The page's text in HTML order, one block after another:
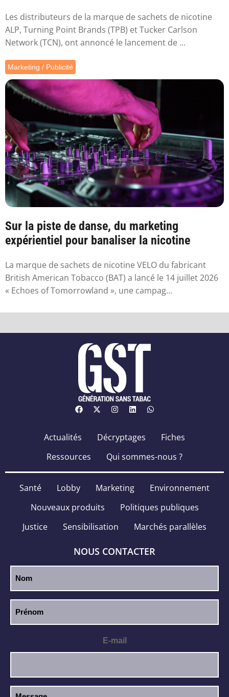
Les distributeurs de la marque de sachets de nicotine
ALP, Turning Point Brands (TPB) et Tucker Carlson
Network (TCN), ont annoncé le lancement de ...
Marketing / Publicité
Sur la piste de danse, du marketing
expérientiel pour banaliser la nicotine
La marque de sachets de nicotine VELO du fabricant
British American Tobacco (BAT) a lancé le 14 juillet 2026
« Echoes of Tomorrowland », une campag...
Actualités Décryptages
Fiches
Ressources
Qui sommes-nous ?
Santé Lobby Marketing
Environnement
Nouveaux produits
Politiques publiques
Justice
Sensibilisation Marchés parallèles
NOUS CONTACTER
E-mail